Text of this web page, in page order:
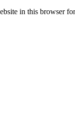
in this browser